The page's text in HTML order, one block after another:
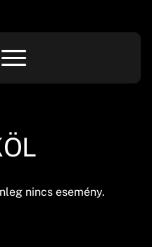
nincs esemény.